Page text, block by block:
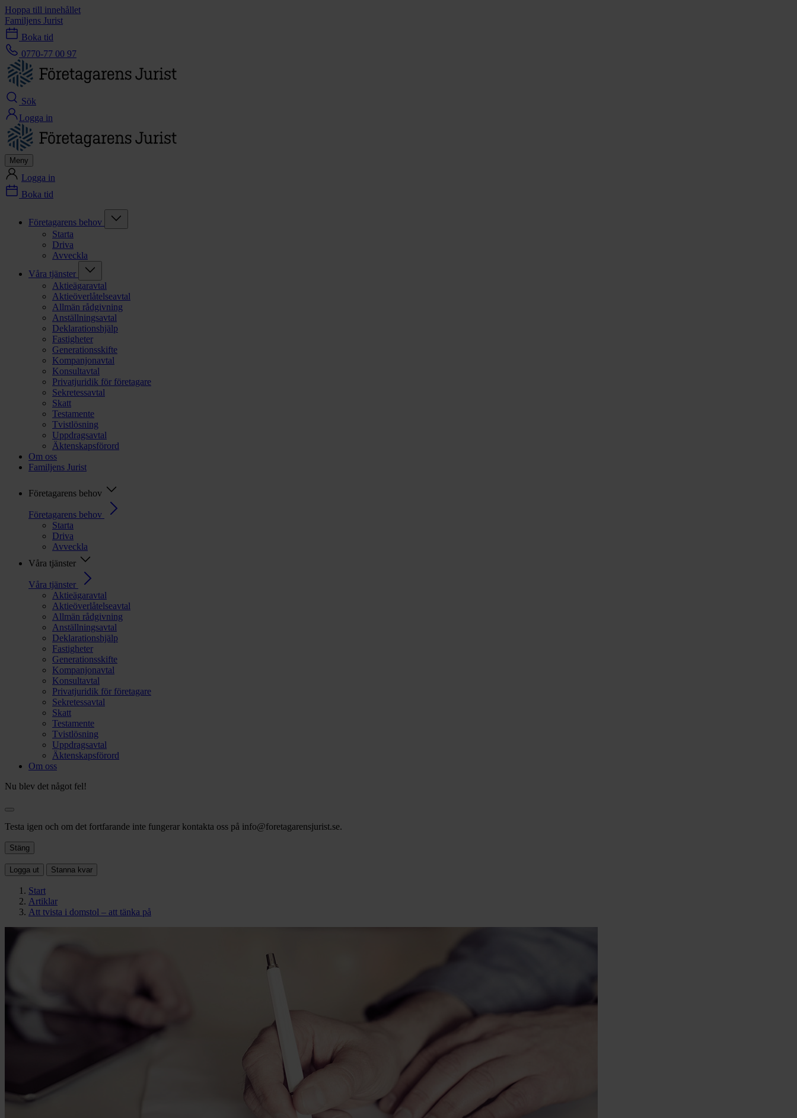
Hoppa till innehållet
Familjens Jurist
Boka tid
0770-77 00 97
Sök
Logga in
Meny
Logga in
Boka tid
Företagarens behov
Starta
Driva
Avveckla
Våra tjänster
Aktieägaravtal
Aktieöverlåtelseavtal
Allmän rådgivning
Anställningsavtal
Deklarationshjälp
Fastigheter
Generationsskifte
Kompanjonavtal
Konsultavtal
Privatjuridik för företagare
Sekretessavtal
Skatt
Testamente
Tvistlösning
Uppdragsavtal
Äktenskapsförord
Om oss
Familjens Jurist
Företagarens behov
Företagarens behov
Starta
Driva
Avveckla
Våra tjänster
Våra tjänster
Aktieägaravtal
Aktieöverlåtelseavtal
Allmän rådgivning
Anställningsavtal
Deklarationshjälp
Fastigheter
Generationsskifte
Kompanjonavtal
Konsultavtal
Privatjuridik för företagare
Sekretessavtal
Skatt
Testamente
Tvistlösning
Uppdragsavtal
Äktenskapsförord
Om oss
Nu blev det något fel!
Testa igen och om det fortfarande inte fungerar kontakta oss på info@foretagarensjurist.se.
Stäng
Logga ut Stanna kvar
Start
Artiklar
Att tvista i domstol – att tänka på